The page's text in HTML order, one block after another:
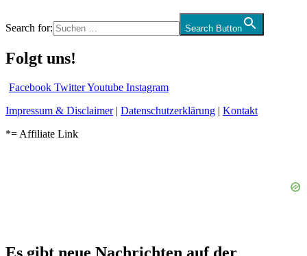
Search for: Search Button
Folgt uns!
Facebook TwitterYoutube Instagram
Impressum & Disclaimer| Datenschutzerklärung | Kontakt
*= Affiliate Link
Es gibt neue Nachrichten auf der